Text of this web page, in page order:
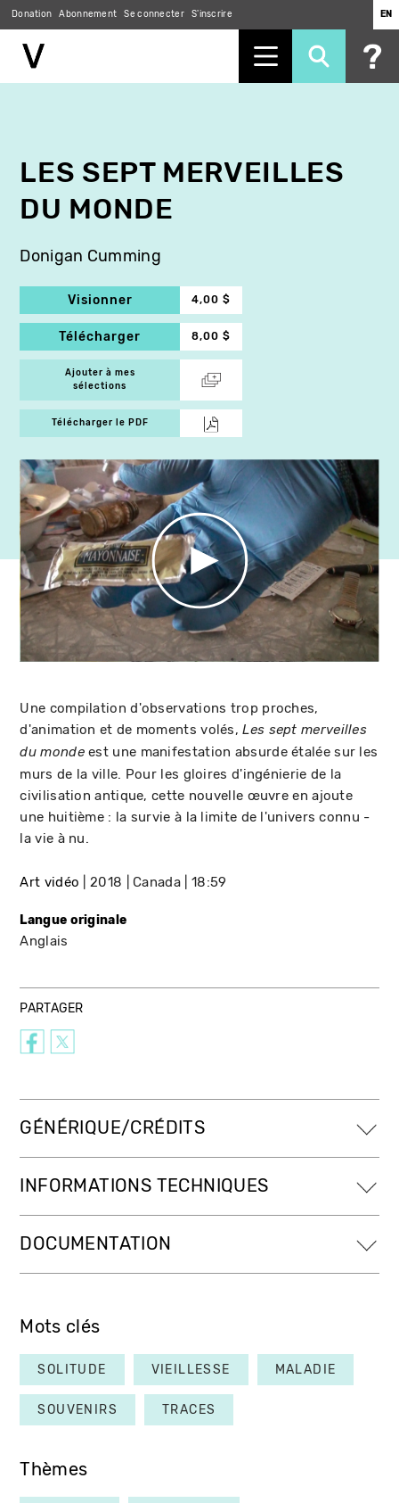
Donation Abonnement Se connecter S'inscrire EN
LES SEPT MERVEILLES
DU MONDE
Donigan Cumming
Visionner 4,00 $
Télécharger 8,00 $
Ajouter à mes
sélections
Télécharger le PDF
Une compilation d'observations trop proches,
d'animation et de moments volés,Les sept merveilles
du mondeest une manifestation absurde étalée sur les
murs de la ville. Pour les gloires d'ingénierie de la
civilisation antique, cette nouvelle œuvre en ajoute
une huitième : la survie à la limite de l'univers connu -
la vie à nu.
Art vidéo 2018 Canada 18:59
Langue originale
Anglais
PARTAGER
GÉNÉRIQUE/CRÉDITS
INFORMATIONS TECHNIQUES
DOCUMENTATION
Mots clés
SOLITUDE VIEILLESSE MALADIE
SOUVENIRS TRACES
Thèmes